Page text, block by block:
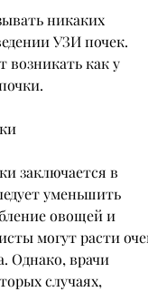
никаких
УЗИ почек.
как у
заключается в
уменьшить
овощей и
могут расти
Однако, врачи
случаях,